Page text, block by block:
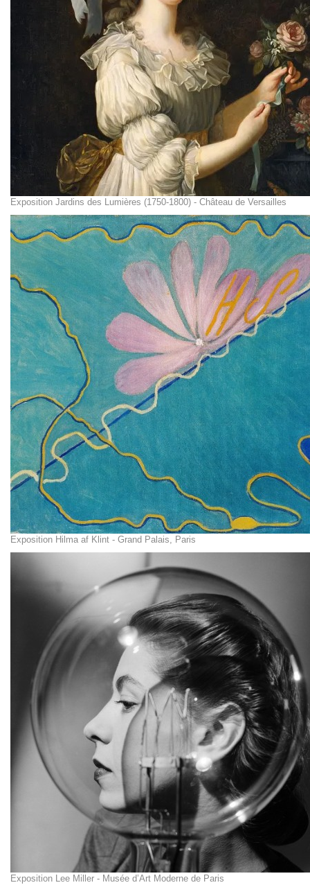
Exposition Jardins des Lumières (1750-1800) - Château de Versailles
Exposition Hilma af Klint - Grand Palais, Paris
Exposition Lee Miller - Musée d’Art Moderne de Paris